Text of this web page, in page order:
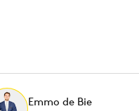
Emmo de Bie